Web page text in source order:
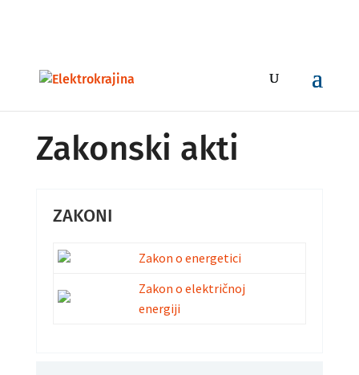
Zakonski akti
ZAKONI
Zakon o energetici
Zakon o električnoj
energiji